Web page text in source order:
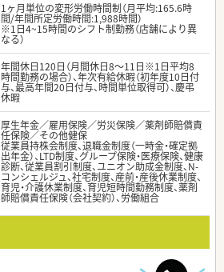
1ヶ月単位の変形労働時間制（月平均:165.6時
間/年間所定労働時間:1,988時間）
※1日4~15時間のシフト制勤務（店舗により異
なる）
年間休日120日（月間休日8～11日※1日平均8
時間勤務の場合）、年次有給休暇（初年度10日付
与、最高年間20日付与、時間単位取得可）、慶弔
休暇
厚生年金／雇用保険／労災保険／薬剤師賠償責
任保険／その他健保
従業員持株会制度、退職金制度（一時金・確定拠
出年金）、LTD制度、グループ保険・医療保険、健康
診断、従業員割引制度、ユニオン助成金制度、N-
コンシェルジュ、社宅制度、産前・産後休業制度、
育児・介護休業制度、育児短時間勤務制度、薬剤
師賠償責任保険（会社契約）、労働組合